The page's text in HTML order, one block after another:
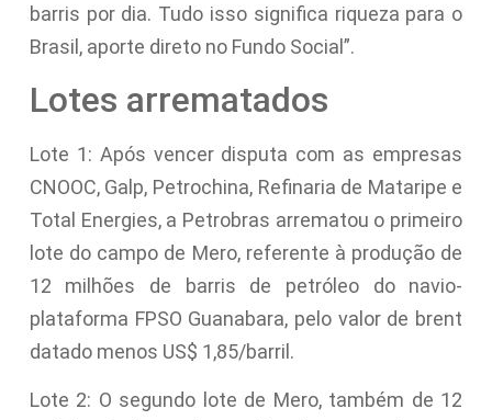
barris por dia. Tudo isso significa riqueza para o
Brasil, aporte direto no Fundo Social”.
Lotes arrematados
Lote 1: Após vencer disputa com as empresas
CNOOC, Galp, Petrochina, Refinaria de Mataripe e
Total Energies, a Petrobras arrematou o primeiro
lote do campo de Mero, referente à produção de
12 milhões de barris de petróleo do navio-
plataforma FPSO Guanabara, pelo valor de brent
datado menos US$ 1,85/barril.
Lote 2: O segundo lote de Mero, também de 12